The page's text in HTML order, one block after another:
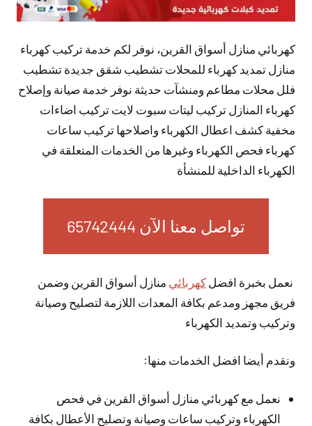
كهربائي منازل أسواق القرين، نوفر لكم خدمة تركيب كهرباء
منازل تمديد كهرباء للمحلات تشطيب شقق جديدة تشطيب
فلل محلات مطاعم ومنشآت حديثة نوفر خدمة صيانة وإصلاح
كهرباء المنازل تركيب ليتات سبوت لايت تركيب اضاءات
مخفية كشف اعطال الكهرباء واصلاحها تركيب ساعات
كهرباء فحص الكهرباء وغيرها من الخدمات المتعلقة في
الكهرباء الداخلية للمنشأة
تواصل معنا الآن 65742444
نعمل بخبرة افضل كهربائي منازل أسواق القرين وضمن
فريق مجهز ومدعم بكافة المعدات اللازمة لتصليح وصيانة
وتركيب وتمديد الكهرباء
ونقدم أيضا افضل الخدمات منها:
نعمل مع كهربائي منازل أسواق القرين في فحص
الكهرباء وتركيب ساعات وصيانة وتصليح الأعطال بكافة